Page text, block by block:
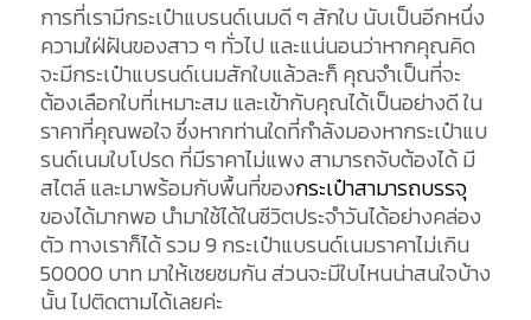
การที่เรามีกระเป๋าแบรนด์เนมดี ๆ สักใบ นับเป็นอีกหนึ่ง
ความใฝ่ฝันของสาว ๆ ทั่วไป และแน่นอนว่าหากคุณคิด
จะมีกระเป๋าแบรนด์เนมสักใบแล้วละก็ คุณจำเป็นที่จะ
ต้องเลือกใบที่เหมาะสม และเข้ากับคุณได้เป็นอย่างดี ใน
ราคาที่คุณพอใจ ซึ่งหากท่านใดที่กำลังมองหากระเป๋าแบ
รนด์เนมใบโปรด ที่มีราคาไม่แพง สามารถจับต้องได้ มี
สไตล์ และมาพร้อมกับพื้นที่ของกระเป๋าสามารถบรรจุ
ของได้มากพอ นำมาใช้ได้ในชีวิตประจำวันได้อย่างคล่อง
ตัว ทางเราก็ได้ รวม 9 กระเป๋าแบรนด์เนมราคาไม่เกิน
50000 บาท มาให้เชยชมกัน ส่วนจะมีใบไหนน่าสนใจบ้าง
นั้น ไปติดตามได้เลยค่ะ